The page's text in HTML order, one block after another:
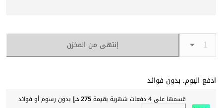
إنتهى من المخزن
ادفع اليوم. بدون فوائد
قسمها على 4 دفعات شهرية بقيمة 275 د.إ
بدون رسوم أو فوائد